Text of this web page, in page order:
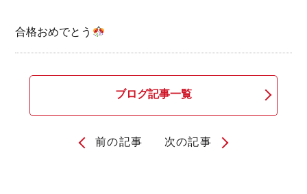
合格おめでとう
ブログ記事一覧
前の記事 次の記事